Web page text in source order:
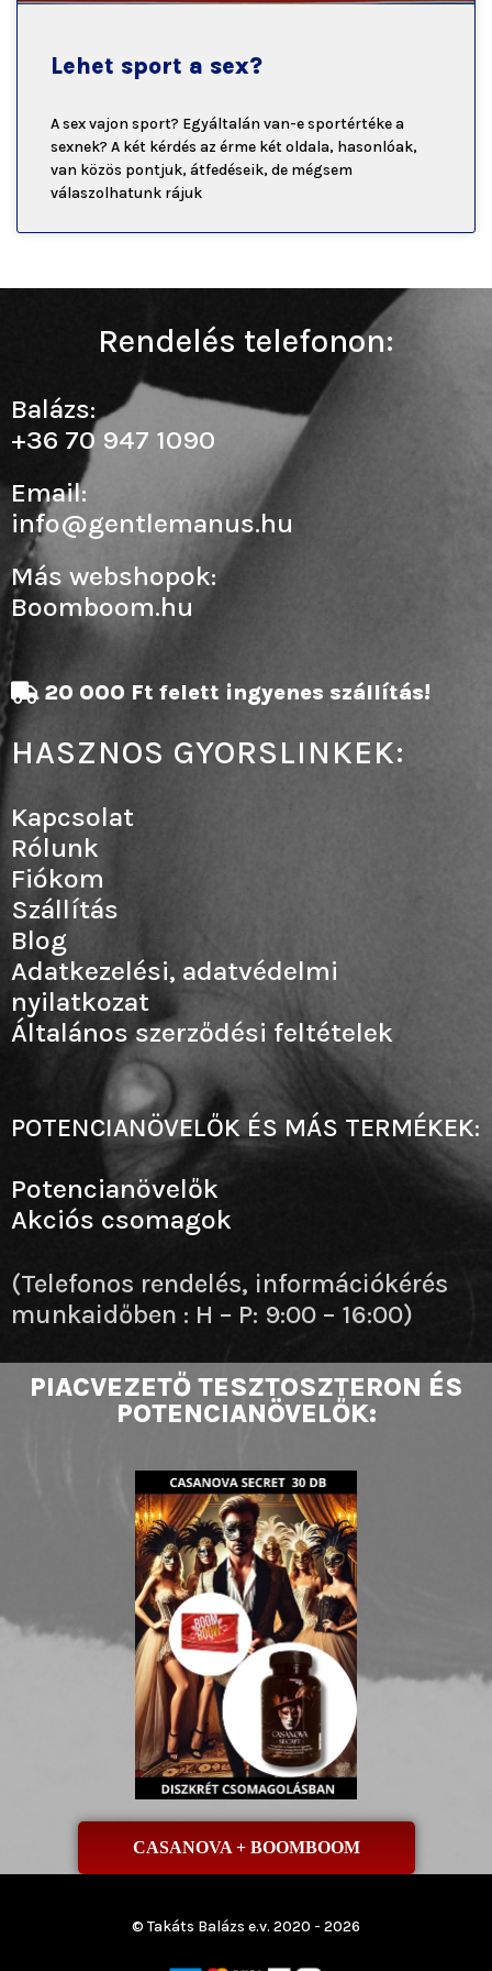
Lehet sport a sex?
A sex vajon sport? Egyáltalán van-e sportértéke a
sexnek? A két kérdés az érme két oldala, hasonlóak,
van közös pontjuk, átfedéseik, de mégsem
válaszolhatunk rájuk
PIACVEZETŐ TESZTOSZTERON ÉS
POTENCIANÖVELŐK:
CASANOVA + BOOMBOOM
20 000 Ft felett ingyenes szállítás!
HASZNOS GYORSLINKEK:
Kapcsolat
Rólunk
Fiókom
Szállítás
Blog
Adatkezelési, adatvédelmi
nyilatkozat
Általános szerződési feltételek
POTENCIANÖVELŐK ÉS MÁS TERMÉKEK:
Potencianövelők
Akciós csomagok
(Telefonos rendelés, információkérés
munkaidőben : H – P: 9:00 – 16:00)
Rendelés telefonon:
Balázs:
+36 70 947 1090
Email:
info@gentlemanus.hu
Más webshopok:
Boomboom.hu
© Takáts Balázs e.v. 2020 - 2026